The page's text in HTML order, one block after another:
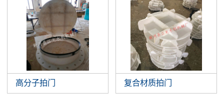
高分子拍门 复合材质拍门